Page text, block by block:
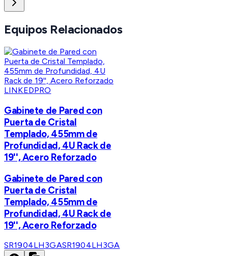
Equipos Relacionados
LINKEDPRO
Gabinete de Pared con
Puerta de Cristal
Templado, 455mm de
Profundidad, 4U Rack de
19'', Acero Reforzado
Gabinete de Pared con
Puerta de Cristal
Templado, 455mm de
Profundidad, 4U Rack de
19'', Acero Reforzado
SR1904LH3GASR1904LH3GA